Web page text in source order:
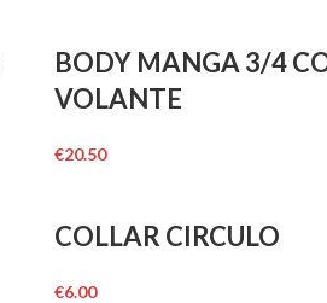
BODY MANGA 3/4
VOLANTE
€20.50
COLLAR CIRCULO
€6.00